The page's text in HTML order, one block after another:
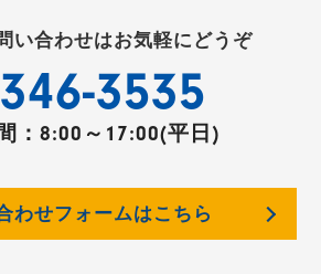
い合わせはお気軽にどうぞ
3535
： 8:00～17:00(平日)
わせフォームはこちら